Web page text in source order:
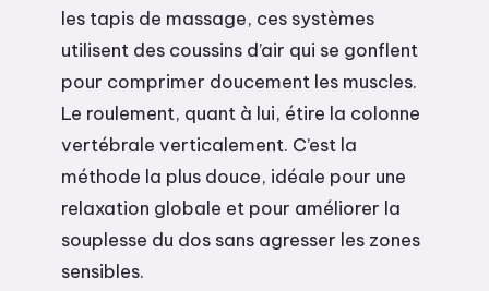
les tapis de massage, ces systèmes
utilisent des coussins d’air qui se gonflent
pour comprimer doucement les muscles.
Le roulement, quant à lui, étire la colonne
vertébrale verticalement. C’est la
méthode la plus douce, idéale pour une
relaxation globale et pour améliorer la
souplesse du dos sans agresser les zones
sensibles.